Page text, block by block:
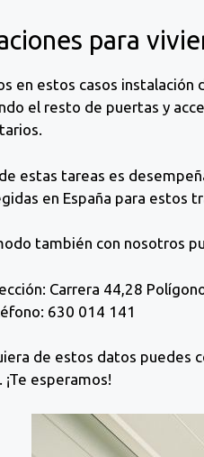
para
en estos casos
el resto de puertas y
estas tareas es
en España para estos
también con nosotros
Carrera 44,28
630 014 141
de estos datos puedes
esperamos!